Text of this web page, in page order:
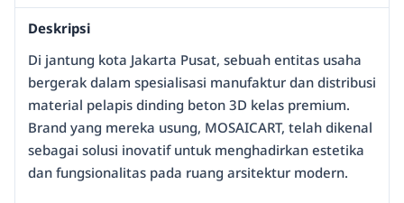
Deskripsi
Di jantung kota Jakarta Pusat, sebuah entitas usaha
bergerak dalam spesialisasi manufaktur dan distribusi
material pelapis dinding beton 3D kelas premium.
Brand yang mereka usung, MOSAICART, telah dikenal
sebagai solusi inovatif untuk menghadirkan estetika
dan fungsionalitas pada ruang arsitektur modern.